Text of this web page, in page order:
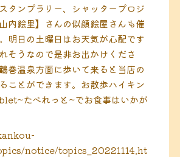
タンプラリー、シャッタープロジ
内絵里】さんの似顔絵屋さんも催
明日の土曜日はお天気が心配です
そうなので是非お出かけくださ
巻温泉方面に歩いて来ると当店の
ことができます。お散歩ハイキン
たべれっと~でお食事はいかが
notice/topics_20221114.ht